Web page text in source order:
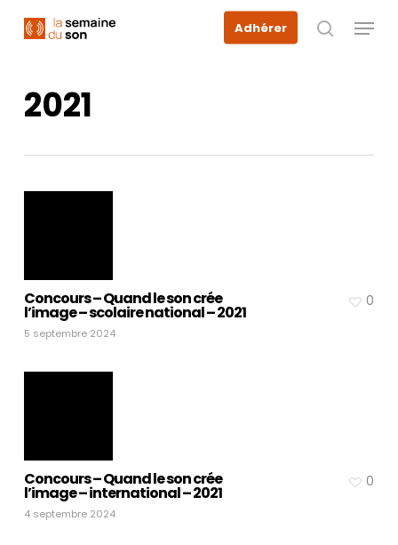
Adhérer
recherche
Menu
2021
Concours – Quand le son crée
l’image – scolaire national – 2021
5 septembre 2024
0
Concours – Quand le son crée
l’image – international – 2021
4 septembre 2024
0